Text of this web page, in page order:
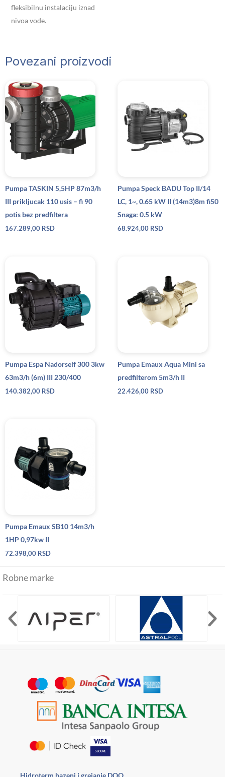
fleksibilnu instalaciju iznad
nivoa vode.
Povezani proizvodi
Pumpa TASKIN 5,5HP 87m3/h
III prikljucak 110 usis – fi 90
potis bez predfiltera
167.289,00 RSD
Pumpa Speck BADU Top II/14
LC, 1~, 0.65 kW II (14m3)8m fi50
Snaga: 0.5 kW
68.924,00 RSD
Pumpa Espa Nadorself 300 3kw
63m3/h (6m) III 230/400
140.382,00 RSD
Pumpa Emaux Aqua Mini sa
predfilterom 5m3/h II
22.426,00 RSD
Pumpa Emaux SB10 14m3/h
1HP 0,97kw II
72.398,00 RSD
Robne marke